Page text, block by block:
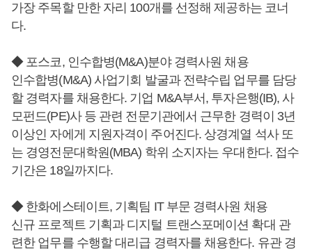
가장 주목할 만한 자리 100개를 선정해 제공하는 코너
다.
◆ 포스코, 인수합병(M&A)분야 경력사원 채용
인수합병(M&A) 사업기회 발굴과 전략수립 업무를 담당
할 경력자를 채용한다. 기업 M&A부서, 투자은행(IB), 사
모펀드(PE)사 등 관련 전문기관에서 근무한 경력이 3년
이상인 자에게 지원자격이 주어진다. 상경계열 석사 또
는 경영전문대학원(MBA) 학위 소지자는 우대한다. 접수
기간은 18일까지다.
◆ 한화에스테이트, 기획팀 IT 부문 경력사원 채용
신규 프로젝트 기획과 디지털 트랜스포메이션 확대 관
련한 업무를 수행할 대리급 경력자를 채용한다. 유관 경